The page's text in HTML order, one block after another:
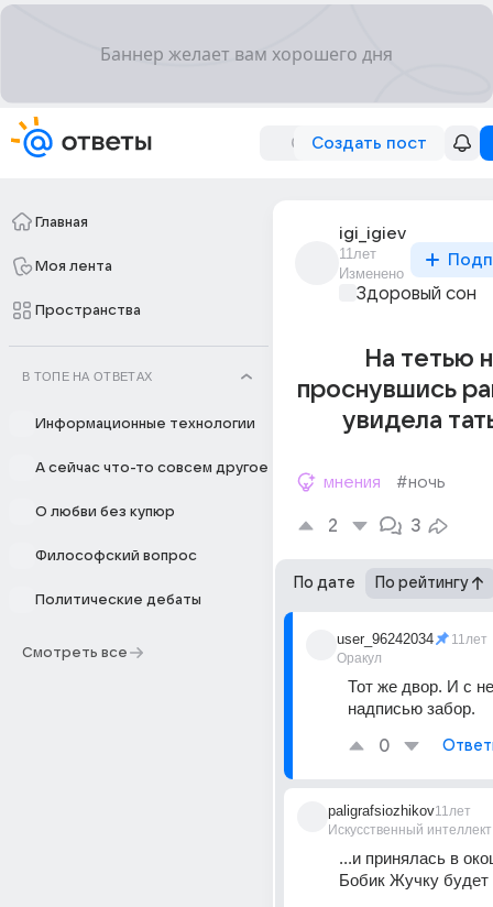
Создать пост
Главная
Моя лента
Пространства
В ТОПЕ НА ОТВЕТАХ
Информационные технологии
А сейчас что-то совсем другое
О любви без купюр
Философский вопрос
Политические дебаты
Смотреть все
igi_igiev
11лет
Изменено
Здоровый сон
На тетью
проснувшись
увидела
мнения #ночь
2 3
По дате По рейтингу
user_96242034
Оракул
11лет
Тот же двор. И с
надписью забор.
0
paligrafsiozhikov
Искусственный интеллект
11лет
...и принялась в
Бобик Жучку будет